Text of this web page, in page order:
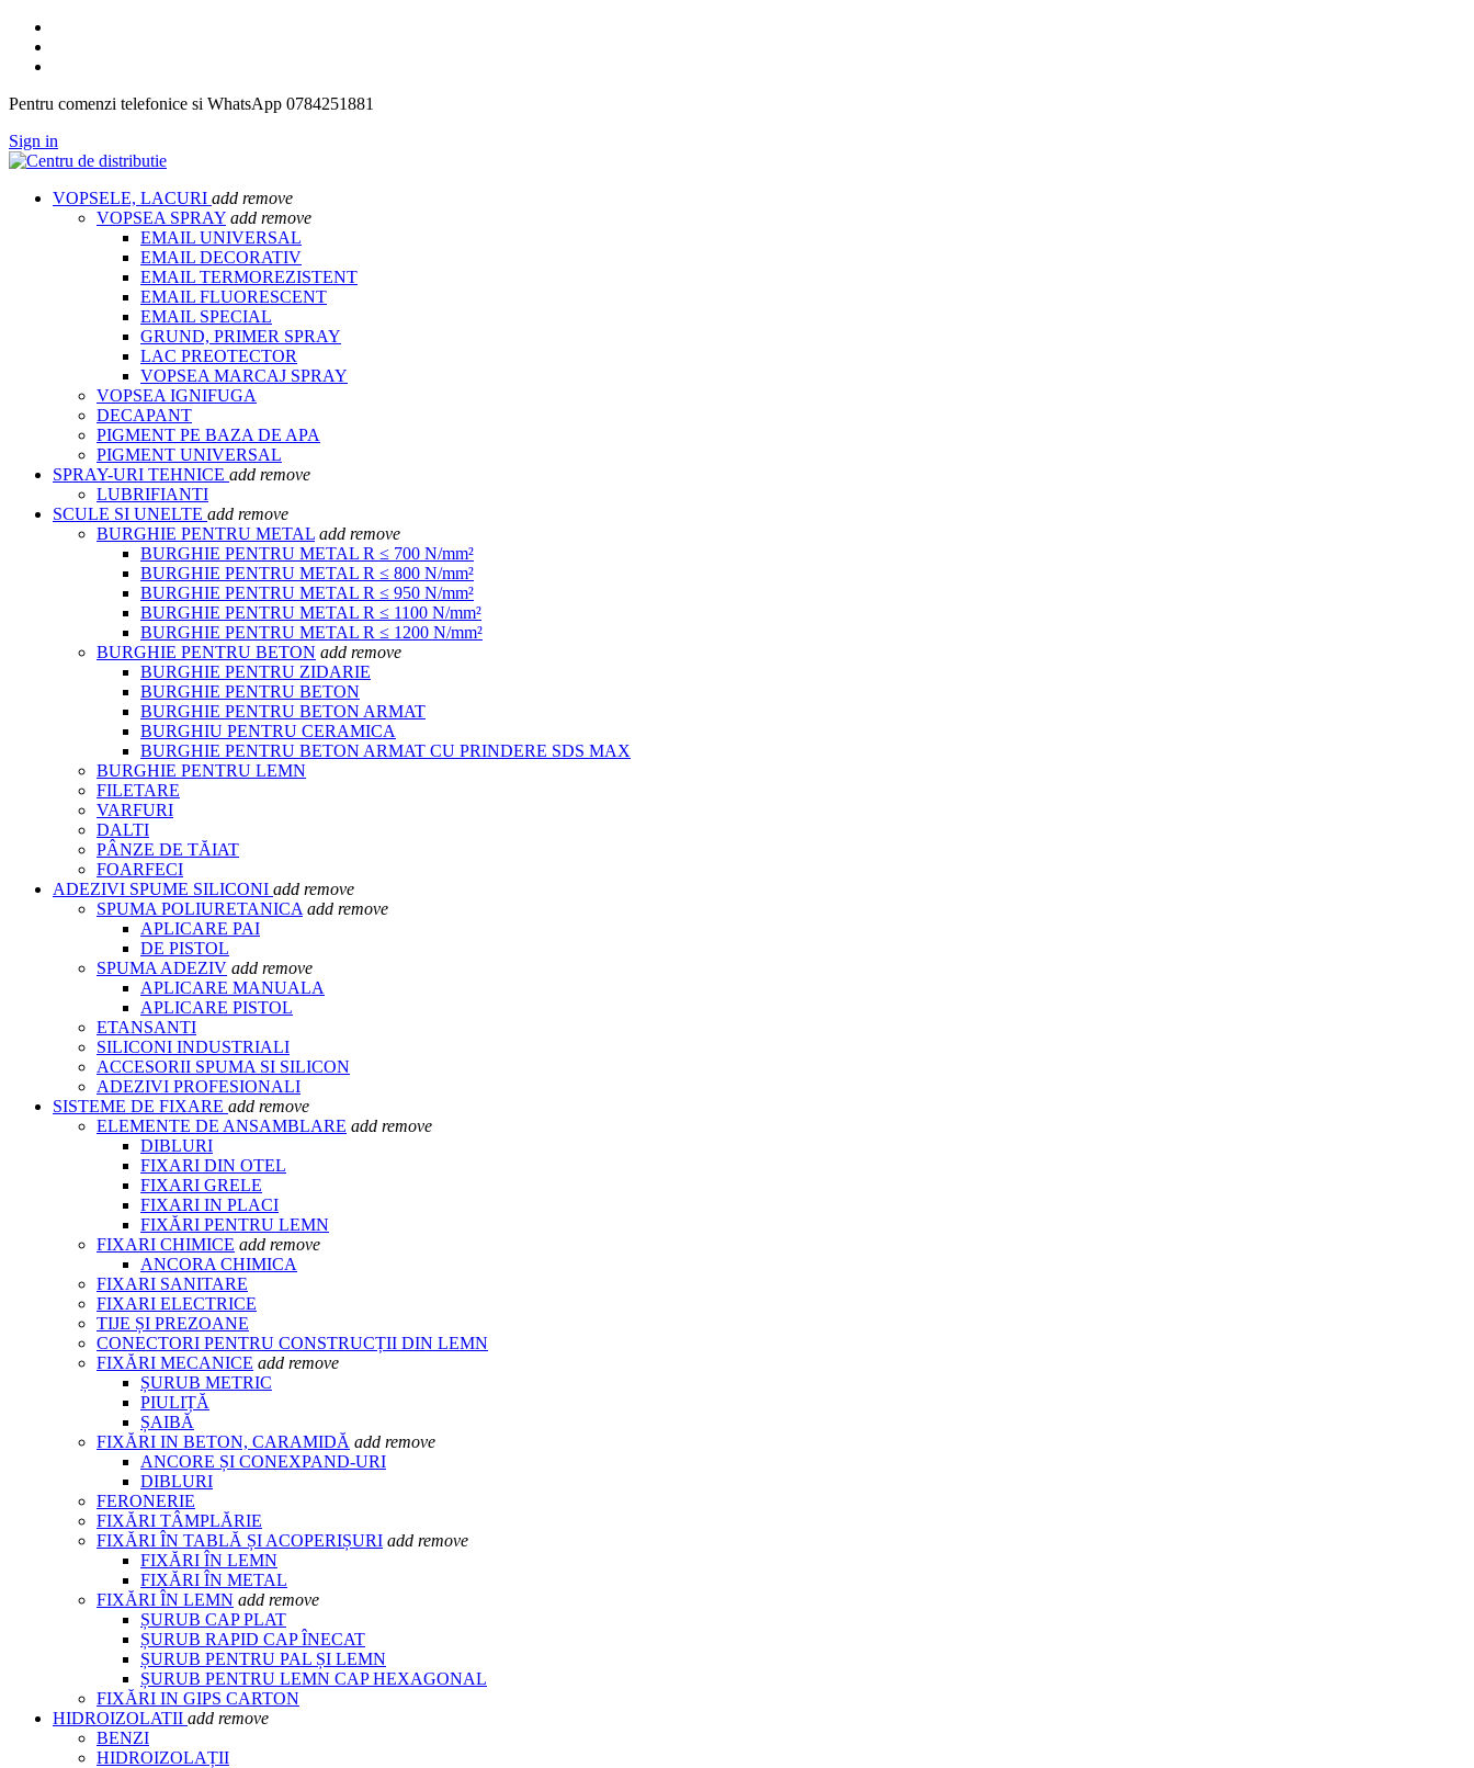
Pentru comenzi telefonice si WhatsApp 0784251881
Sign in
VOPSELE, LACURI add remove
VOPSEA SPRAY add remove
EMAIL UNIVERSAL
EMAIL DECORATIV
EMAIL TERMOREZISTENT
EMAIL FLUORESCENT
EMAIL SPECIAL
GRUND, PRIMER SPRAY
LAC PREOTECTOR
VOPSEA MARCAJ SPRAY
VOPSEA IGNIFUGA
DECAPANT
PIGMENT PE BAZA DE APA
PIGMENT UNIVERSAL
SPRAY-URI TEHNICE add remove
LUBRIFIANTI
SCULE SI UNELTE add remove
BURGHIE PENTRU METAL add remove
BURGHIE PENTRU METAL R ≤ 700 N/mm²
BURGHIE PENTRU METAL R ≤ 800 N/mm²
BURGHIE PENTRU METAL R ≤ 950 N/mm²
BURGHIE PENTRU METAL R ≤ 1100 N/mm²
BURGHIE PENTRU METAL R ≤ 1200 N/mm²
BURGHIE PENTRU BETON add remove
BURGHIE PENTRU ZIDARIE
BURGHIE PENTRU BETON
BURGHIE PENTRU BETON ARMAT
BURGHIU PENTRU CERAMICA
BURGHIE PENTRU BETON ARMAT CU PRINDERE SDS MAX
BURGHIE PENTRU LEMN
FILETARE
VARFURI
DALTI
PÂNZE DE TĂIAT
FOARFECI
ADEZIVI SPUME SILICONI add remove
SPUMA POLIURETANICA add remove
APLICARE PAI
DE PISTOL
SPUMA ADEZIV add remove
APLICARE MANUALA
APLICARE PISTOL
ETANSANTI
SILICONI INDUSTRIALI
ACCESORII SPUMA SI SILICON
ADEZIVI PROFESIONALI
SISTEME DE FIXARE add remove
ELEMENTE DE ANSAMBLARE add remove
DIBLURI
FIXARI DIN OTEL
FIXARI GRELE
FIXARI IN PLACI
FIXĂRI PENTRU LEMN
FIXARI CHIMICE add remove
ANCORA CHIMICA
FIXARI SANITARE
FIXARI ELECTRICE
TIJE ȘI PREZOANE
CONECTORI PENTRU CONSTRUCȚII DIN LEMN
FIXĂRI MECANICE add remove
ȘURUB METRIC
PIULIȚĂ
ȘAIBĂ
FIXĂRI IN BETON, CARAMIDĂ add remove
ANCORE ȘI CONEXPAND-URI
DIBLURI
FERONERIE
FIXĂRI TÂMPLĂRIE
FIXĂRI ÎN TABLĂ ȘI ACOPERIȘURI add remove
FIXĂRI ÎN LEMN
FIXĂRI ÎN METAL
FIXĂRI ÎN LEMN add remove
ȘURUB CAP PLAT
ȘURUB RAPID CAP ÎNECAT
ȘURUB PENTRU PAL ȘI LEMN
ȘURUB PENTRU LEMN CAP HEXAGONAL
FIXĂRI IN GIPS CARTON
HIDROIZOLATII add remove
BENZI
HIDROIZOLAȚII